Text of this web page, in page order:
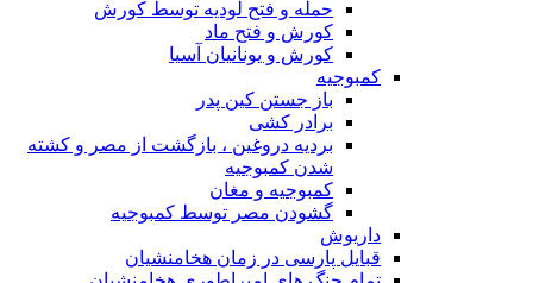
حمله و فتح لودیه توسط کورش
کورش و فتح ماد
کورش و یونانیان آسیا
کمبوجیه
باز جستن کین پدر
برادر کشی
بردیه دروغین ، بازگشت از مصر و کشته
شدن کمبوجیه
کمبوجیه و مغان
گشودن مصر توسط کمبوجیه
داریوش
قبایل پارسی در زمان هخامنشیان